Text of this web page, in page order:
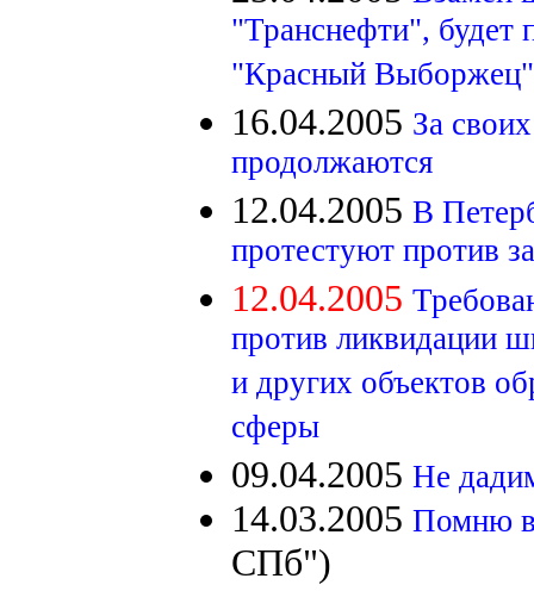
"Транснефти", будет
"Красный Выборжец"
16.04.2005 За
продолжаются
12.04.2005 В
протестуют против
12.04.2005
против ликвидации
и других объектов
сферы
09.04.2005 Не
14.03.2005 Помню
СПб")